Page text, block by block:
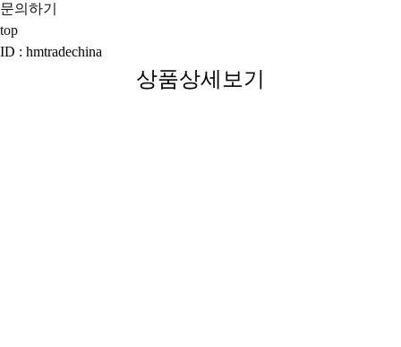
문의하기
top
ID : hmtradechina
상품상세보기